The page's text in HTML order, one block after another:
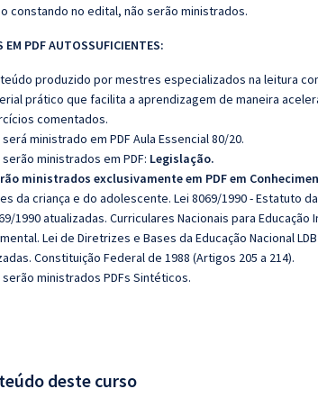
constando no edital, não serão ministrados.
EM PDF AUTOSSUFICIENTES:
produzido por mestres especializados na leitura
prático que facilita a aprendizagem de maneira
comentados.
será ministrado em PDF Aula Essencial 80/20.
serão ministrados em PDF: Legislação.
ministrados exclusivamente em PDF em
da criança e do adolescente. Lei 8069/1990 - Estatuto
1990 atualizadas. Curriculares Nacionais para
Lei de Diretrizes e Bases da Educação Nacional
Constituição Federal de 1988 (Artigos 205 a 214).
serão ministrados PDFs Sintéticos.
deste curso